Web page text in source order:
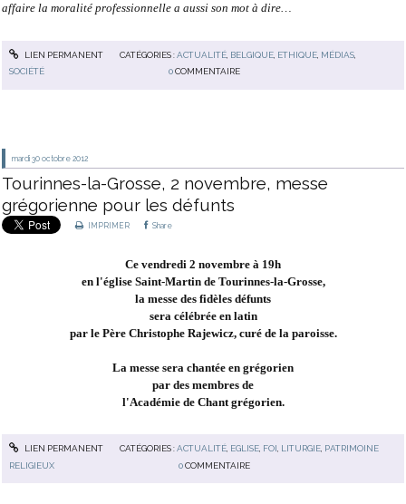
affaire la moralité professionnelle a aussi son mot à dire…
LIEN PERMANENT CATÉGORIES :ACTUALITÉ, BELGIQUE, ETHIQUE, MÉDIAS,
SOCIÉTÉ
0 COMMENTAIRE
mardi 30 octobre 2012
Tourinnes-la-Grosse, 2 novembre, messe
grégorienne pour les défunts
IMPRIMER Share
Ce vendredi 2 novembre à 19h
en l'église Saint-Martin de Tourinnes-la-Grosse,
la messe des fidèles défunts
sera célébrée en latin
par le Père Christophe Rajewicz, curé de la paroisse.
La messe sera chantée en grégorien
par des membres de
l'Académie de Chant grégorien.
LIEN PERMANENT CATÉGORIES :ACTUALITÉ, EGLISE, FOI LITURGIE, PATRIMOINE
RELIGIEUX
0 COMMENTAIRE